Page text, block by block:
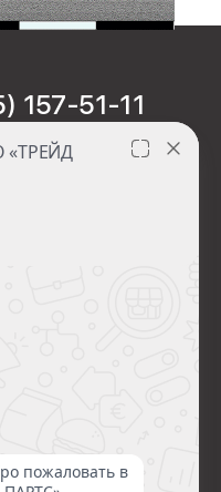
157-51-11
part.ru